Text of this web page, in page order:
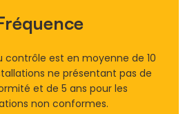
contrôle est en moyenne de 10
ne présentant pas de
et de 5 ans pour les
non conformes.